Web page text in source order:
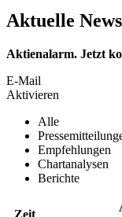
Aktuelle
Aktienalarm. Jetzt
E-Mail
Aktivieren
Alle
Empfehlungen
Chartanalysen
Berichte
Zeit